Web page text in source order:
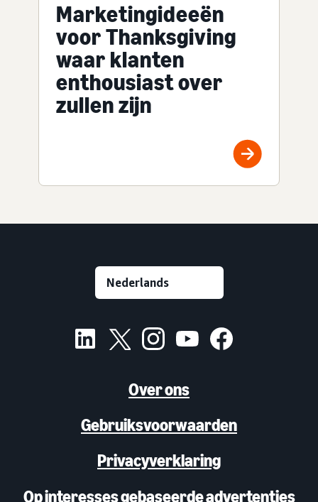
Marketingideeën
voor Thanksgiving
waar klanten
enthousiast over
zullen zijn
Over ons
Gebruiksvoorwaarden
Privacyverklaring
Op interesses gebaseerde advertenties